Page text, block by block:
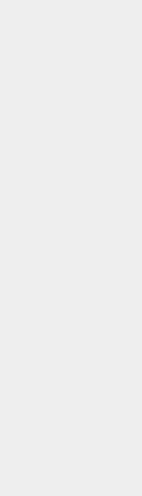
花剪纸教程大全